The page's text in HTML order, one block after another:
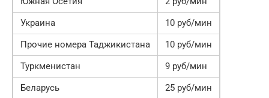
Украина
10 руб/мин
Прочие номера Таджикистана
10 руб/мин
Туркменистан
9 руб/мин
Беларусь
25 руб/мин